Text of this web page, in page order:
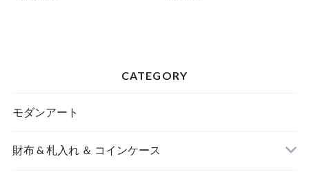
CATEGORY
モダンアート
財布 & 札入れ ＆ コインケース